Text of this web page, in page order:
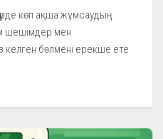
көп ақша жұмсаудың
шешімдер мен
бөлмені ерекше ете